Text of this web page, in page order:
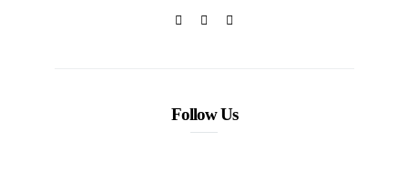
Follow Us